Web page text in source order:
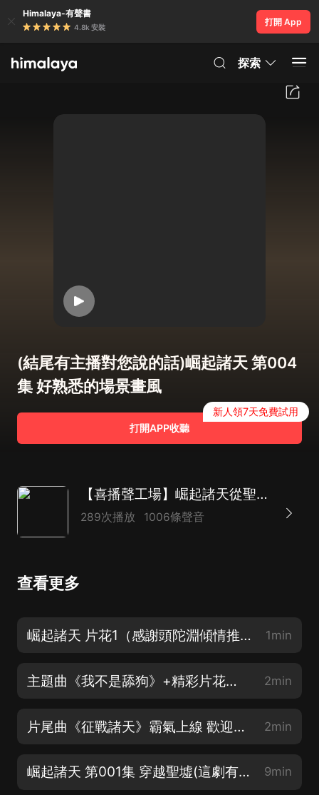
Himalaya-有聲書
4.8k 安裝
打開 App
探索
(結尾有主播對您說的話)崛起諸天 第004
集 好熟悉的場景畫風
打開APP收聽
新人領7天免費試用
【喜播聲工場】崛起諸天從聖墟開始|頭陀淵推薦|玄幻穿越|百人后期|影視聽感
289次播放 1006條聲音
查看更多
崛起諸天 片花1（感謝頭陀淵傾情推薦 百人后期大劇 影視聽感 歡迎耳機收聽） 1min
主題曲《我不是舔狗》+精彩片花（歌詞在評論頂置，歡迎欣賞） 2min
片尾曲《征戰諸天》霸氣上線 歡迎訂閱 點讚 好評 小月票走一走 2min
崛起諸天 第001集 穿越聖墟(這劇有點長，開局主角有點二，越往后越有意思) 9min